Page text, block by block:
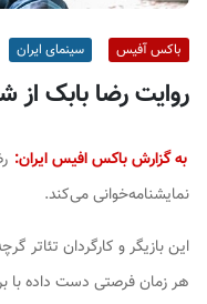
باکس آفیس سینمای ایران
روایت رضا بابک
به گزارش باکس افیس ایران:
نمایشنامه‌خوانی می‌کند.
این بازیگر و کارگردان تئاتر
هر زمان فرصتی دست داده با